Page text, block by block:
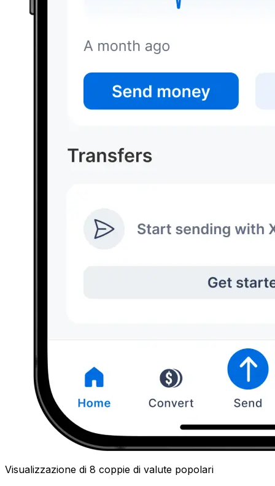
Visualizzazione di 8 coppie di valute popolari